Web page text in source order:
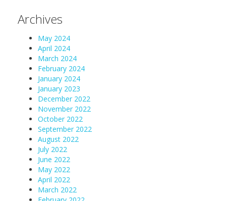
Archives
May 2024
April 2024
March 2024
February 2024
January 2024
January 2023
December 2022
November 2022
October 2022
September 2022
August 2022
July 2022
June 2022
May 2022
April 2022
March 2022